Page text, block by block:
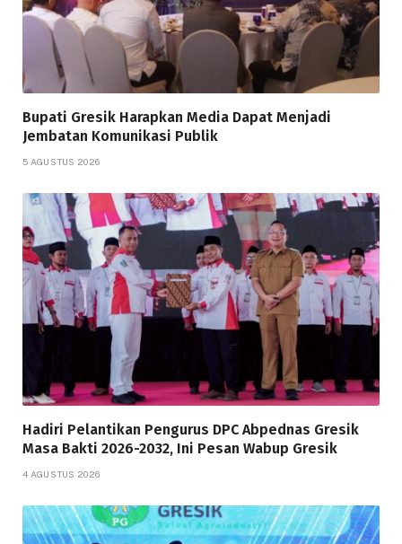
Bupati Gresik Harapkan Media Dapat Menjadi
Jembatan Komunikasi Publik
5 AGUSTUS 2026
Hadiri Pelantikan Pengurus DPC Abpednas Gresik
Masa Bakti 2026-2032, Ini Pesan Wabup Gresik
4 AGUSTUS 2026